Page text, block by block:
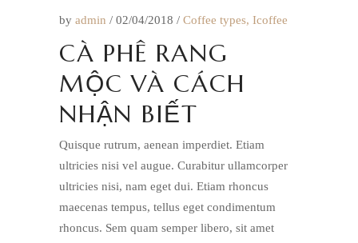
by admin 02/04/2018 Coffee types, Icoffee
CÀ PHÊ RANG
MỘC VÀ CÁCH
NHẬN BIẾT
Quisque rutrum, aenean imperdiet. Etiam
ultricies nisi vel augue. Curabitur ullamcorper
ultricies nisi, nam eget dui. Etiam rhoncus
maecenas tempus, tellus eget condimentum
rhoncus. Sem quam semper libero, sit amet